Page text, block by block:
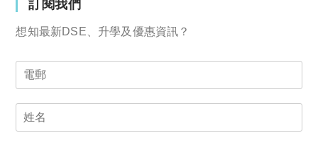
訂閱我們
想知最新DSE、升學及優惠資訊？